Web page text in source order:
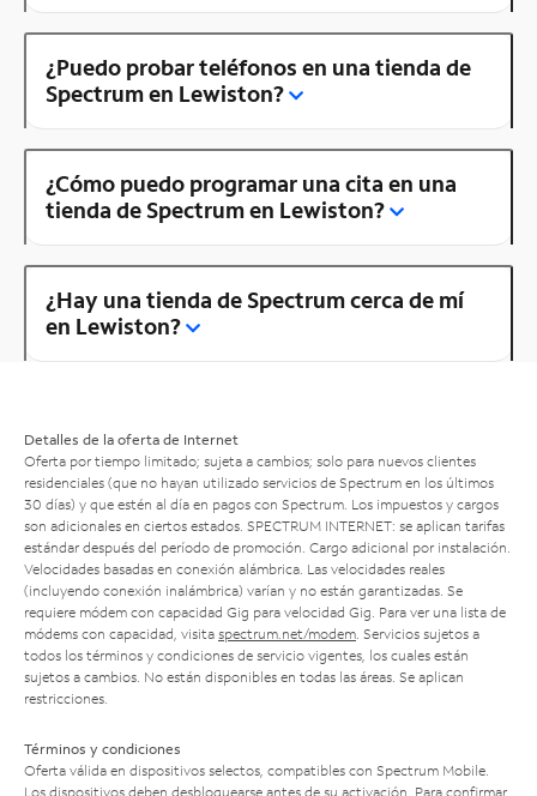
¿Puedo probar teléfonos en una tienda de
Spectrum en Lewiston?
¿Cómo puedo programar una cita en una
tienda de Spectrum en Lewiston?
¿Hay una tienda de Spectrum cerca de mí
en Lewiston?
Detalles de la oferta de Internet
Oferta por tiempo limitado; sujeta a cambios; solo para nuevos clientes
residenciales (que no hayan utilizado servicios de Spectrum en los últimos
30 días) y que estén al día en pagos con Spectrum. Los impuestos y cargos
son adicionales en ciertos estados. SPECTRUM INTERNET: se aplican tarifas
estándar después del período de promoción. Cargo adicional por instalación.
Velocidades basadas en conexión alámbrica. Las velocidades reales
(incluyendo conexión inalámbrica) varían y no están garantizadas. Se
requiere módem con capacidad Gig para velocidad Gig. Para ver una lista de
módems con capacidad, visita spectrum.net/modem . Servicios sujetos a
todos los términos y condiciones de servicio vigentes, los cuales están
sujetos a cambios. No están disponibles en todas las áreas. Se aplican
restricciones.
Términos y condiciones
Oferta válida en dispositivos selectos, compatibles con Spectrum Mobile.
Los dispositivos deben desbloquearse antes de su activación. Para confirmar